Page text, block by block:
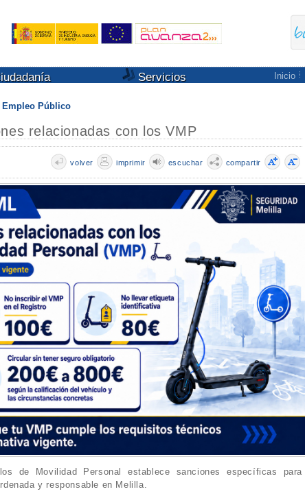
Servicios Inicio
Empleo Público
relacionadas con los VMP
compartir
escuchar
imprimir
volver
de Movilidad Personal establece sanciones específicas para
y responsable en Melilla.